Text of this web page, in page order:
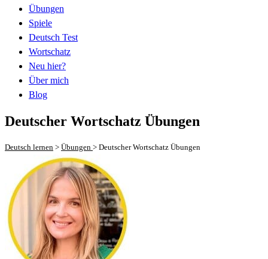
Übungen
Spiele
Deutsch Test
Wortschatz
Neu hier?
Über mich
Blog
Deutscher Wortschatz Übungen
Deutsch lernen > Übungen > Deutscher Wortschatz Übungen